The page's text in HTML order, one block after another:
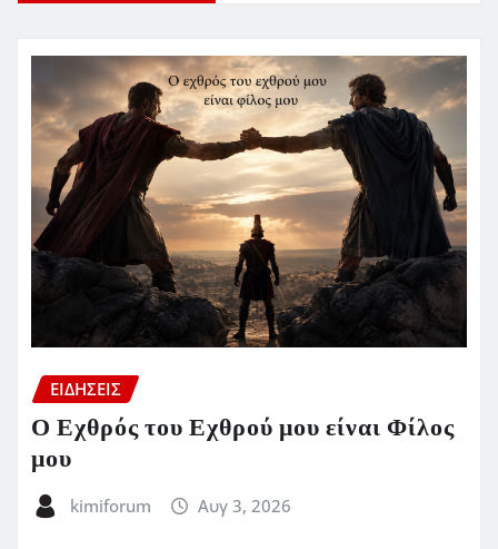
ΕΙΔΗΣΕΙΣ
Ο Εχθρός του Εχθρού μου είναι Φίλος
μου
kimiforum Αυγ 3, 2026